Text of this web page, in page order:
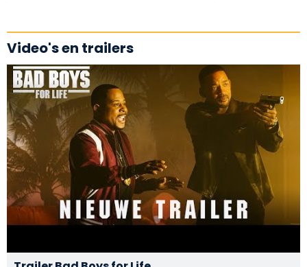
Video's en trailers